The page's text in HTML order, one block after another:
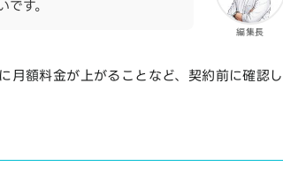
編集長
す。
月額料金が上がることなど、契約前に確認し